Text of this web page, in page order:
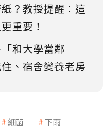
？教授提醒：這
重要！
和大學當鄰
、宿舍變養老房
細菌 下雨